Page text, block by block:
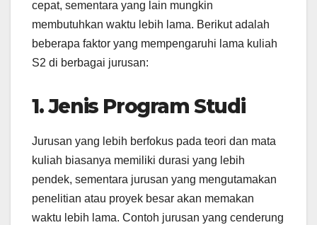
cepat, sementara yang lain mungkin
membutuhkan waktu lebih lama. Berikut adalah
beberapa faktor yang mempengaruhi lama kuliah
S2 di berbagai jurusan:
1. Jenis Program Studi
Jurusan yang lebih berfokus pada teori dan mata
kuliah biasanya memiliki durasi yang lebih
pendek, sementara jurusan yang mengutamakan
penelitian atau proyek besar akan memakan
waktu lebih lama. Contoh jurusan yang cenderung